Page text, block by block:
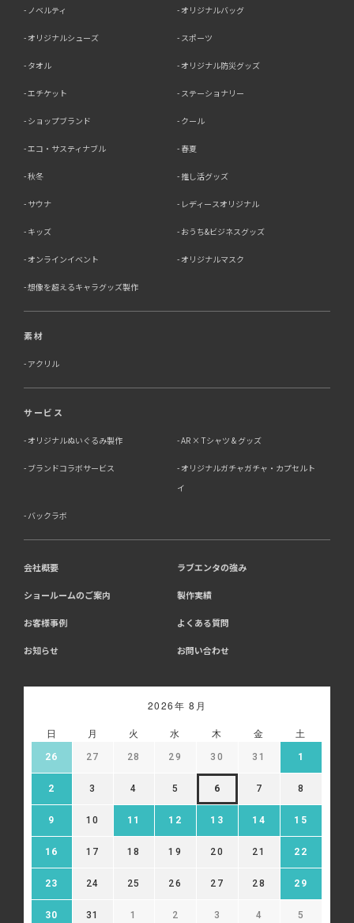
ノベルティ オリジナルバッグ
オリジナルシューズ スポーツ
タオル オリジナル防災グッズ
エチケット ステーショナリー
ショップブランド クール
エコ・サスティナブル 春夏
秋冬 推し活グッズ
サウナ レディースオリジナル
キッズ おうち&ビジネスグッズ
オンラインイベント オリジナルマスク
想像を超えるキャラグッズ製作
素材
アクリル
サービス
オリジナルぬいぐるみ製作 AR × Tシャツ & グッズ
ブランドコラボサービス
オリジナルガチャガチャ・カプセルト
イ
バックラボ
会社概要 ラブエンタの強み
ショールームのご案内 製作実績
お客様事例 よくある質問
お知らせ お問い合わせ
2026年 8月
日 月 火 水 木 金 土
26 27 28 29 30 31 1
2 3 4 5 6 7 8
9 10 11 12 13 14 15
16 17 18 19 20 21 22
23 24 25 26 27 28 29
30 31 1 2 3 4 5